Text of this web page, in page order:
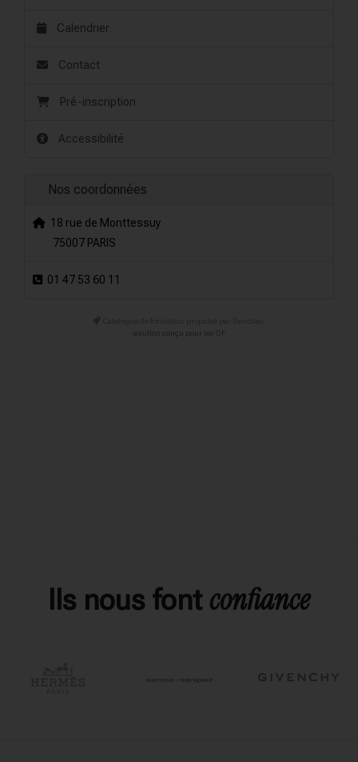
Calendrier
Contact
Pré-inscription
Accessibilité
Nos coordonnées
18 rue de Monttessuy
75007 PARIS
01 47 53 60 11
solution conçu pour les OF
Ils nous font confiance